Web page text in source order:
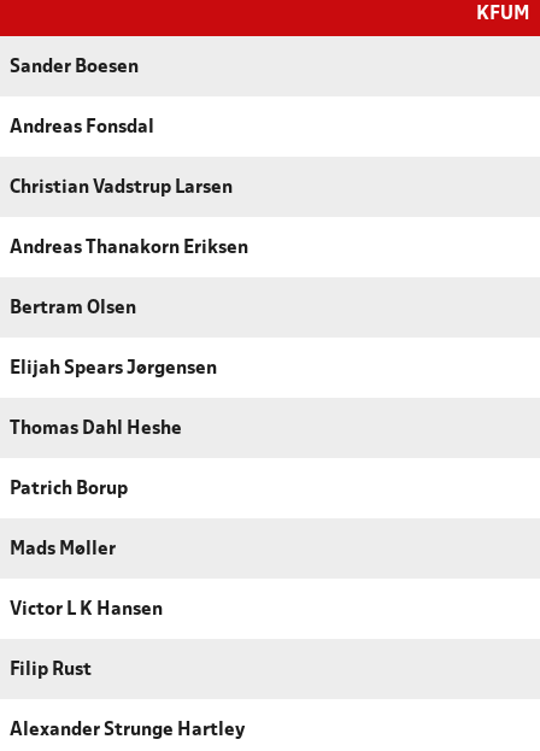
KFUM
Sander Boesen
Andreas Fonsdal
Christian Vadstrup Larsen
Andreas Thanakorn Eriksen
Bertram Olsen
Elijah Spears Jørgensen
Thomas Dahl Heshe
Patrich Borup
Mads Møller
Victor L K Hansen
Filip Rust
Alexander Strunge Hartley